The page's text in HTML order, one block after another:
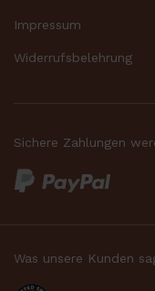
Impressum
Widerrufsbelehrung
Sichere Zahlungen
Was unsere Kunden